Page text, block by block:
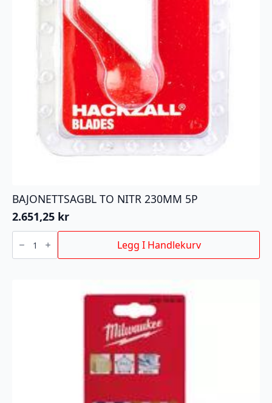
BAJONETTSAGBL TO NITR 230MM 5P
2.651,25 kr
BAJONETTSAGBL
TO
230MM
Legg I Handlekurv